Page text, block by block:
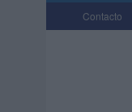
Contacto